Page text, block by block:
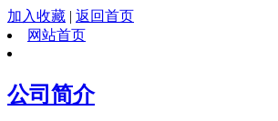
加入收藏 | 返回首页
网站首页
公司简介